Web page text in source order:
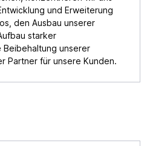
und Erweiterung
den Ausbau unserer
starker
unserer
Partner für unsere Kunden.